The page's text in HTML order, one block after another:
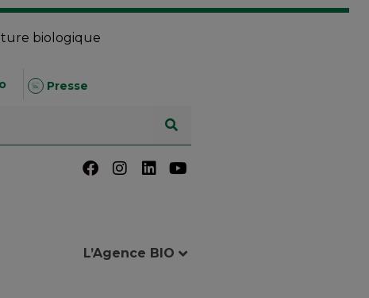
biologique
Presse
L’Agence BIO